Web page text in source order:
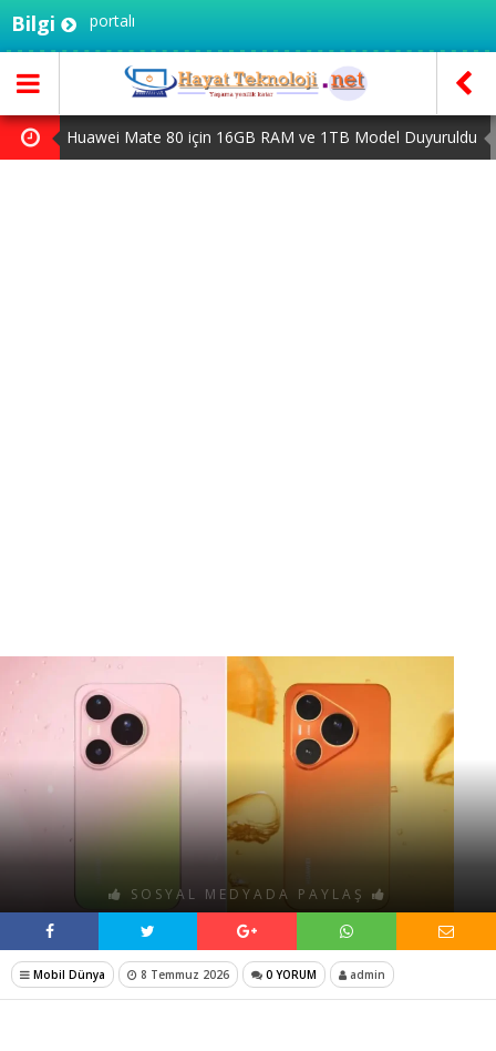
Bilgiportalı
Huawei Mate 80 için 16GB RAM ve 1TB Model Duyuruldu
SOSYAL MEDYADA PAYLAŞ
Mobil Dünya 8 Temmuz 2026 0 YORUM admin